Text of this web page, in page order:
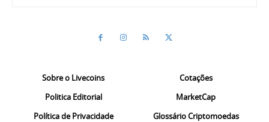
Sobre o Livecoins
Politica Editorial
Política de Privacidade
Cotações
MarketCap
Glossário Criptomoedas